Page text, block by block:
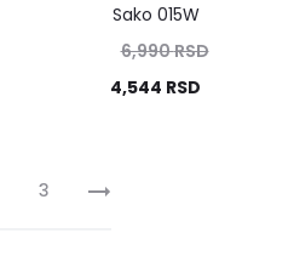
Sako 015W
6,990RSD
4,544 RSD
3